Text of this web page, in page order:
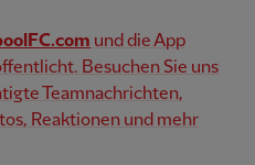
und die App
Besuchen Sie uns
Teamnachrichten,
Reaktionen und mehr